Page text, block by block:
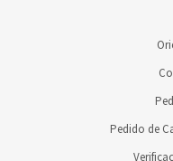
Pedido de